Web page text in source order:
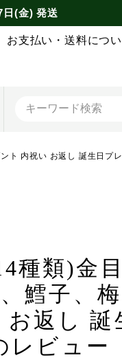
日(金) 発送
お支払い・送料につ
ゼント 内祝い お返し 誕生
種類)金
鱈子、
返し 誕
レビュー